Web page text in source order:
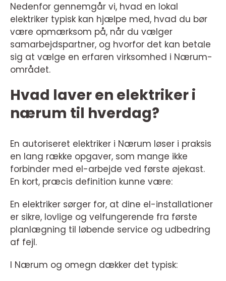
Nedenfor gennemgår vi, hvad en lokal
elektriker typisk kan hjælpe med, hvad du bør
være opmærksom på, når du vælger
samarbejdspartner, og hvorfor det kan betale
sig at vælge en erfaren virksomhed i Nærum-
området.
Hvad laver en elektriker i
nærum til hverdag?
En autoriseret elektriker i Nærum løser i praksis
en lang række opgaver, som mange ikke
forbinder med el-arbejde ved første øjekast.
En kort, præcis definition kunne være:
En elektriker sørger for, at dine el-installationer
er sikre, lovlige og velfungerende fra første
planlægning til løbende service og udbedring
af fejl.
I Nærum og omegn dækker det typisk: